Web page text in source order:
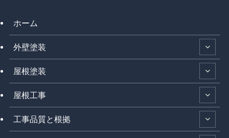
ホーム
外壁塗装
屋根塗装
屋根工事
工事品質と根拠